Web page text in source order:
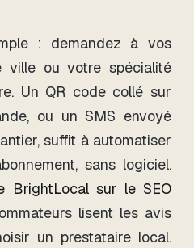
: demandez à vos
ou votre spécialité
Un QR code collé sur
ou un SMS envoyé
suffit à automatiser
sans logiciel.
BrightLocal sur le SEO
lisent les avis
un prestataire local.